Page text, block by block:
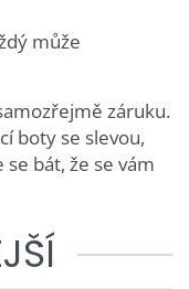
může
záruku.
boty se slevou,
bát, že se vám